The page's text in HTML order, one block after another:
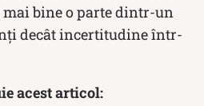
mai bine o parte dintr-un
decât incertitudine într-
acest articol: